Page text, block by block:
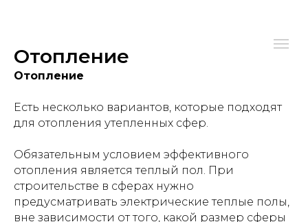
Отопление
Отопление
Есть несколько вариантов, которые подходят
для отопления утепленных сфер.
Обязательным условием эффективного
отопления является теплый пол. При
строительстве в сферах нужно
предусматривать электрические теплые полы,
вне зависимости от того, какой размер сферы